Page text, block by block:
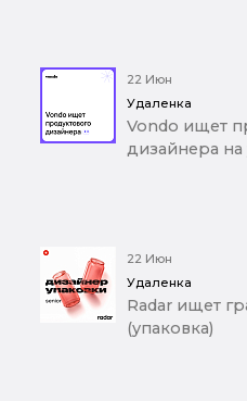
22 Июн
Удаленка
Vondo ищет
дизайнера на
22 Июн
Удаленка
Radar ищет
(упаковка)